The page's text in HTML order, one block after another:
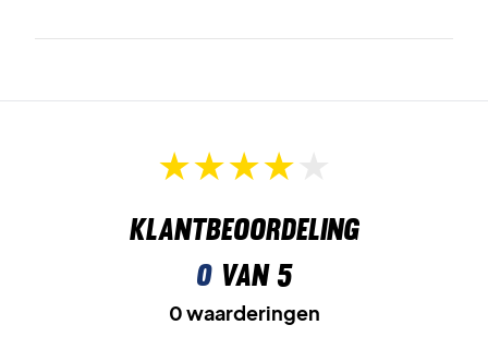
Klantbeoordeling
0van 5
0 waarderingen